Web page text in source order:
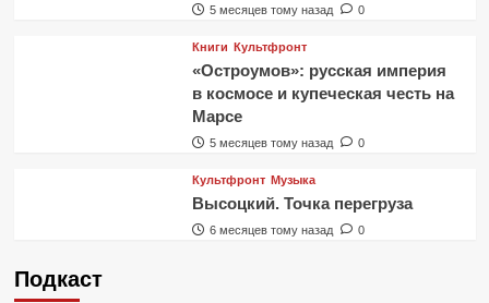
5 месяцев тому назад 0
Книги Культфронт
«Остроумов»: русская империя
в космосе и купеческая честь на
Марсе
5 месяцев тому назад 0
Культфронт Музыка
Высоцкий. Точка перегруза
6 месяцев тому назад 0
Подкаст